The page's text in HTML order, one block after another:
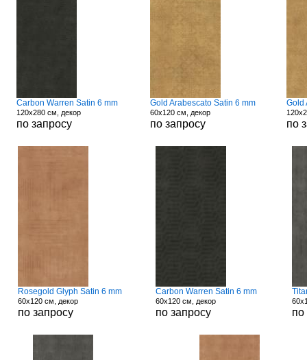
Carbon Warren Satin 6 mm
120x280 см, декор
по запросу
Gold Arabescato Satin 6 mm
60x120 см, декор
по запросу
Gold
по
Rosegold Glyph Satin 6 mm
60x120 см, декор
по запросу
Carbon Warren Satin 6 mm
60x120 см, декор
по запросу по